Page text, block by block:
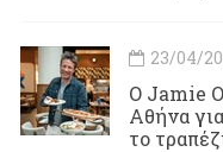
23/04/
Ο Jamie
Αθήνα
το